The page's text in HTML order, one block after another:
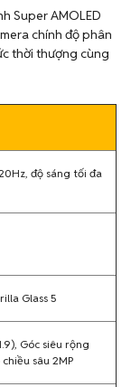
Super AMOLED
chính độ phân
thời thượng cùng
độ sáng tối đa
Glass 5
Góc siêu rộng
sâu 2MP